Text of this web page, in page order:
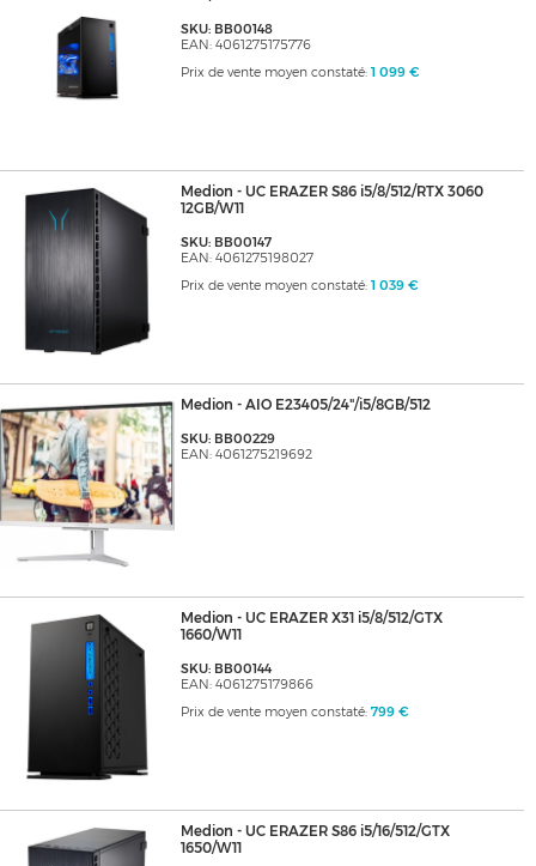
SKU: BB00148
EAN: 4061275175776
Prix de vente moyen constaté: 1 099 €
Medion - UC ERAZER S86 i5/8/512/RTX 3060
12GB/W11
SKU: BB00147
EAN: 4061275198027
Prix de vente moyen constaté: 1 039 €
Medion - AIO E23405/24"/i5/8GB/512
SKU: BB00229
EAN: 4061275219692
Medion - UC ERAZER X31 i5/8/512/GTX
1660/W11
SKU: BB00144
EAN: 4061275179866
Prix de vente moyen constaté: 799 €
Medion - UC ERAZER S86 i5/16/512/GTX
1650/W11